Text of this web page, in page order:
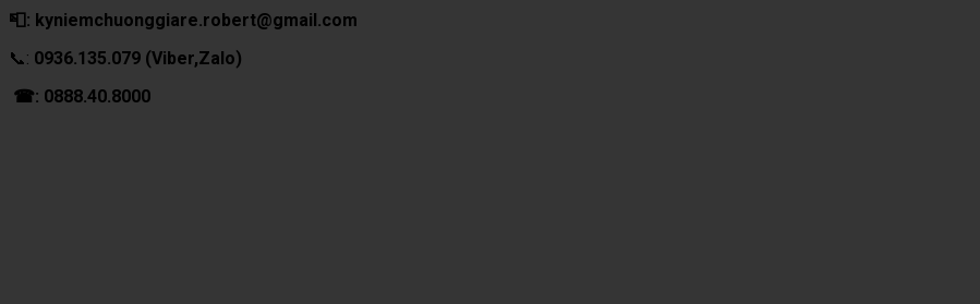
📮: kyniemchuonggiare.robert@gmail.com
📞: 0936.135.079 (Viber,Zalo)
☎: 0888.40.8000